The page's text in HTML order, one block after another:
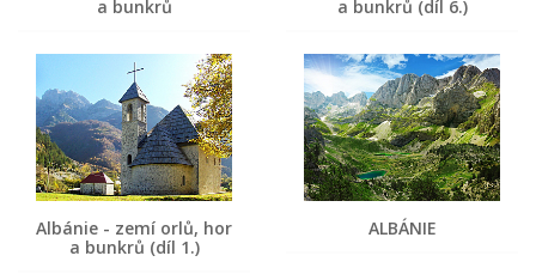
a bunkrů a bunkrů (díl 6.)
Albánie - zemí orlů, hor
a bunkrů (díl 1.)
ALBÁNIE